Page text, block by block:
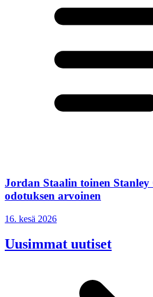
Jordan Staalin toinen Stanley
odotuksen arvoinen
16. kesä 2026
Uusimmat uutiset